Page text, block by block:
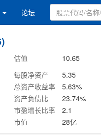
论坛
估值 10.65
每股净资产 5.35
总资产收益率 5.63%
资产负债比 23.74%
市盈增长比率 2.1
市值 28亿